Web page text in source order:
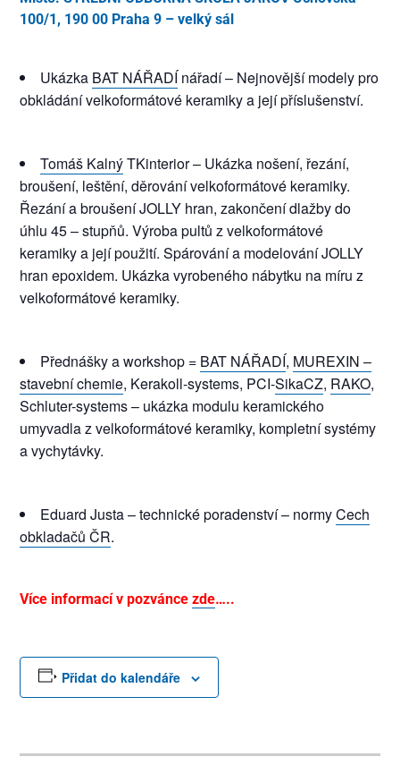
100/1, 190 00 Praha 9 – velký sál
Ukázka BAT NÁŘADÍnářadí – Nejnovější modely pro
obkládání velkoformátové keramiky a její příslušenství.
Tomáš KalnýTKinterior – Ukázka nošení, řezání,
broušení, leštění, děrování velkoformátové keramiky.
Řezání a broušení JOLLY hran, zakončení dlažby do
úhlu 45 – stupňů. Výroba pultů z velkoformátové
keramiky a její použití. Spárování a modelování JOLLY
hran epoxidem. Ukázka vyrobeného nábytku na míru z
velkoformátové keramiky.
Přednášky a workshop = BAT NÁŘADÍ, MUREXIN –
stavební chemie, Kerakoll-systems, PCI-SikaCZ, RAKO,
Schluter-systems – ukázka modulu keramického
umyvadla z velkoformátové keramiky, kompletní systémy
a vychytávky.
Eduard Justa – technické poradenství – normyCech
obkladačů ČR.
Více informací v pozváncezde…..
Přidat do kalendáře